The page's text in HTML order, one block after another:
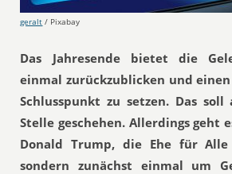
geralt / Pixabay
Das Jahresende bietet die
einmal zurückzublicken und
Schlusspunkt zu setzen. Das
Stelle geschehen. Allerdings geht
Donald Trump, die Ehe für Alle
sondern zunächst einmal um